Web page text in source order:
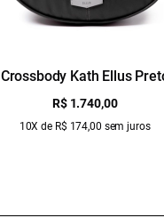
Crossbody Kath Ellus
R$ 1.740,00
10X de R$ 174,00 sem juros